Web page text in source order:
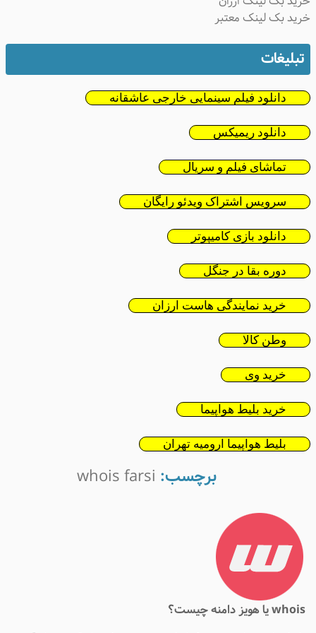
بک لینک معتبر
تبلیغات
دانلود فیلم سینمایی خارجی عاشقانه
دانلود ریمیکس
تماشای فیلم و سریال
سرویس اشتراک ویدئو رایگان
دانلود بازی کامیپوتر
دوره بقا در جنگل
خرید نمایندگی هاست ارزان
وطن کالا
خرید وی
خرید بلیط هواپیما
بلیط هواپیما ارومیه تهران
برچسب:whois farsi
whois یا هویز دامنه چیست؟